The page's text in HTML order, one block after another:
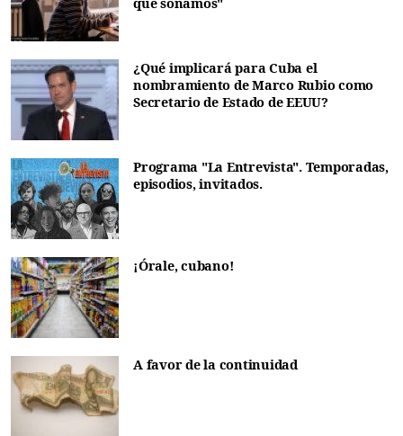
¿Qué implicará para Cuba el
nombramiento de Marco Rubio como
Secretario de Estado de EEUU?
Programa "La Entrevista". Temporadas,
episodios, invitados.
¡Órale, cubano!
A favor de la continuidad